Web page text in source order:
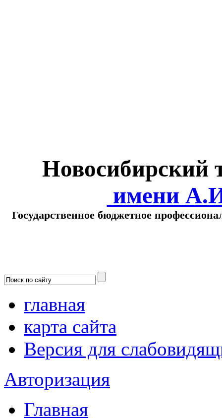
Новосибирский
имени
Государственное бюджетное
главная
карта сайта
Версия для
Авторизация
Главная